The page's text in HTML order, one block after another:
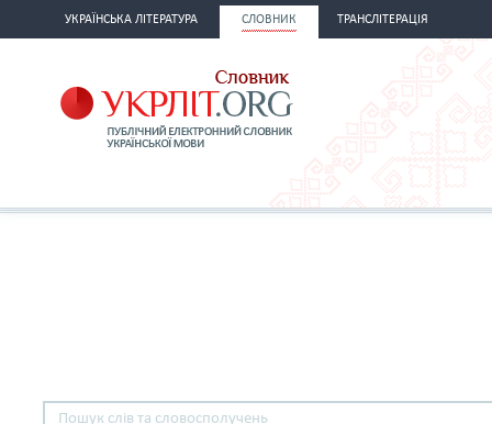
УКРАЇНСЬКА ЛІТЕРАТУРА СЛОВНИК ТРАНСЛІТЕРАЦІЯ